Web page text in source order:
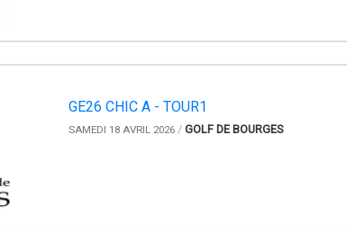
GE26 CHIC A - TOUR1
SAMEDI 18 AVRIL 2026 / GOLF DE BOURGES